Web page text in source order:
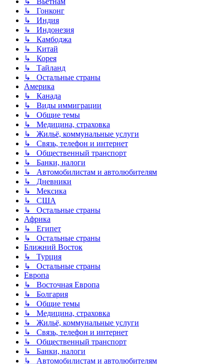
↳ Гонконг
↳ Индия
↳ Индонезия
↳ Камбоджа
↳ Китай
↳ Корея
↳ Тайланд
↳ Остальные страны
Америка
↳ Канада
↳ Виды иммиграции
↳ Общие темы
↳ Медицина, страховка
↳ Жильё, коммунальные услуги
↳ Связь, телефон и интернет
↳ Общественный транспорт
↳ Банки, налоги
↳ Автомобилистам и автолюбителям
↳ Дневники
↳ Мексика
↳ США
↳ Остальные страны
Африка
↳ Египет
↳ Остальные страны
Ближний Восток
↳ Турция
↳ Остальные страны
Европа
↳ Восточная Европа
↳ Болгария
↳ Общие темы
↳ Медицина, страховка
↳ Жильё, коммунальные услуги
↳ Связь, телефон и интернет
↳ Общественный транспорт
↳ Банки, налоги
↳ Автомобилистам и автолюбителям